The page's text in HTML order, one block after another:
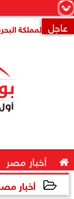
×عاجلالبحرين
 أخبار مصر
أخبار